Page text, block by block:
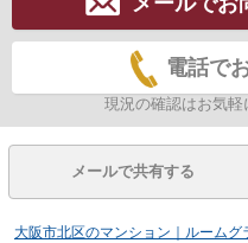
電話で
現況の確認はお気軽
メールで共有する
大阪市北区のマンション｜ルームグ